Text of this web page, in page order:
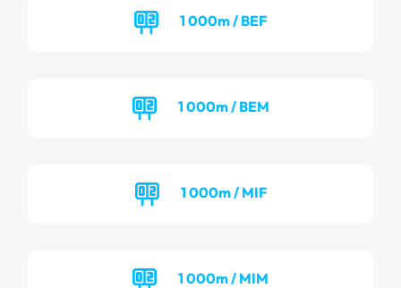
1 000m / BEF
1 000m / BEM
1 000m / MIF
1 000m / MIM